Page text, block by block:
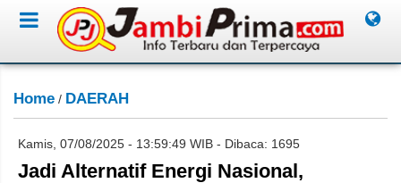
Home / DAERAH
Kamis, 07/08/2025 - 13:59:49 WIB - Dibaca: 1695
Jadi Alternatif Energi Nasional,